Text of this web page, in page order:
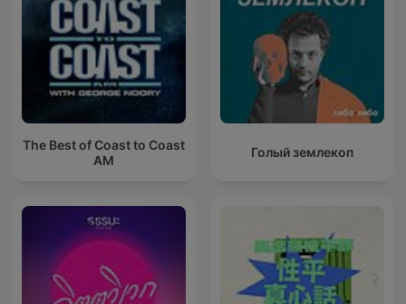
The Best of Coast to Coast
AM
Голый землекоп